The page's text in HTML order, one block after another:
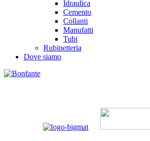
Idraulica
Cemento
Collanti
Manufatti
Tubi
Rubinetteria
Dove siamo